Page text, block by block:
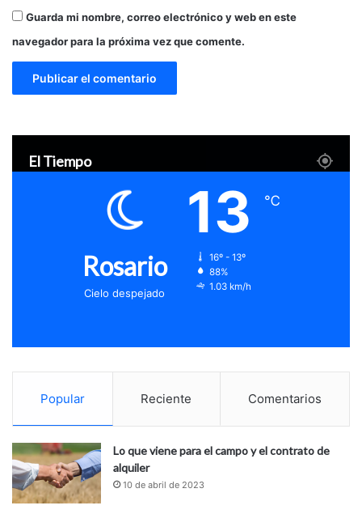
Guarda mi nombre, correo electrónico y web en este
navegador para la próxima vez que comente.
El Tiempo
Rosario
Cielo despejado
13 ℃
16º - 13º
88%
1.03 km/h
Popular Reciente Comentarios
Lo que viene para el campo y el contrato de
alquiler
10 de abril de 2023